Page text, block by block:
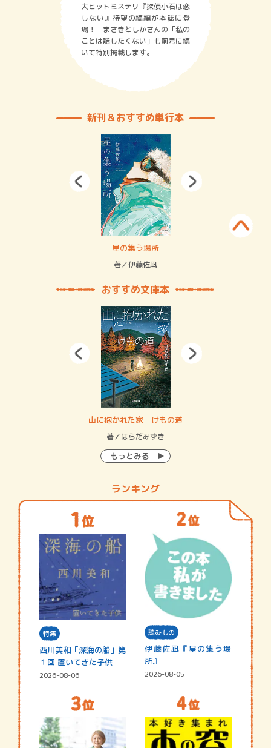
大ヒットミステリ『探偵小石は恋
しない』待望の続編が本誌に登
場！ まさきとしかさんの「私の
ことは話したくない」も前号に続
いて特別掲載します。
新刊＆おすすめ単行本
星の集う場所
著／伊藤佐凪
おすすめ文庫本
山に抱かれた家 けもの道
著／はらだみずき
もっとみる
ランキング
特集
西川美和「深海の船」第
１回 置いてきた子供
2026-08-06
読みもの
伊藤佐凪『星の集う場
所』
2026-08-05